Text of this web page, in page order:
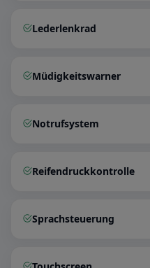
Lederlenkrad
Müdigkeitswarner
Notrufsystem
Reifendruckkontrolle
Sprachsteuerung